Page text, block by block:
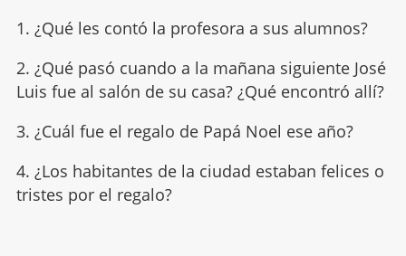
1. ¿Qué les contó la profesora a sus alumnos?
2. ¿Qué pasó cuando a la mañana siguiente José
Luis fue al salón de su casa? ¿Qué encontró allí?
3. ¿Cuál fue el regalo de Papá Noel ese año?
4. ¿Los habitantes de la ciudad estaban felices o
tristes por el regalo?